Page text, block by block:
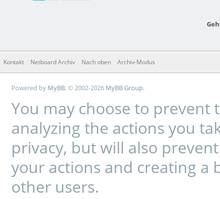
Kontakt Netboard Archiv Nach oben Archiv-Modus
Powered by MyBB, © 2002-2026 MyBB Group.
You may choose to
analyzing the actions you
privacy, but will also
your actions and creating a
other users.